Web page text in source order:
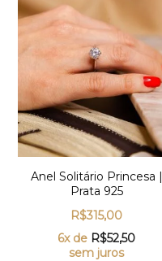
Anel Solitário Princesa |
Prata 925
R$315,00
6x de R$52,50
sem juros